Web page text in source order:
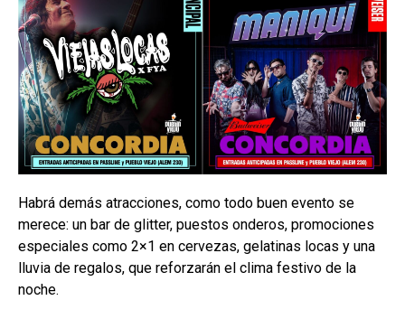
Habrá demás atracciones, como todo buen evento se
merece: un bar de glitter, puestos onderos, promociones
especiales como 2×1 en cervezas, gelatinas locas y una
lluvia de regalos, que reforzarán el clima festivo de la
noche.